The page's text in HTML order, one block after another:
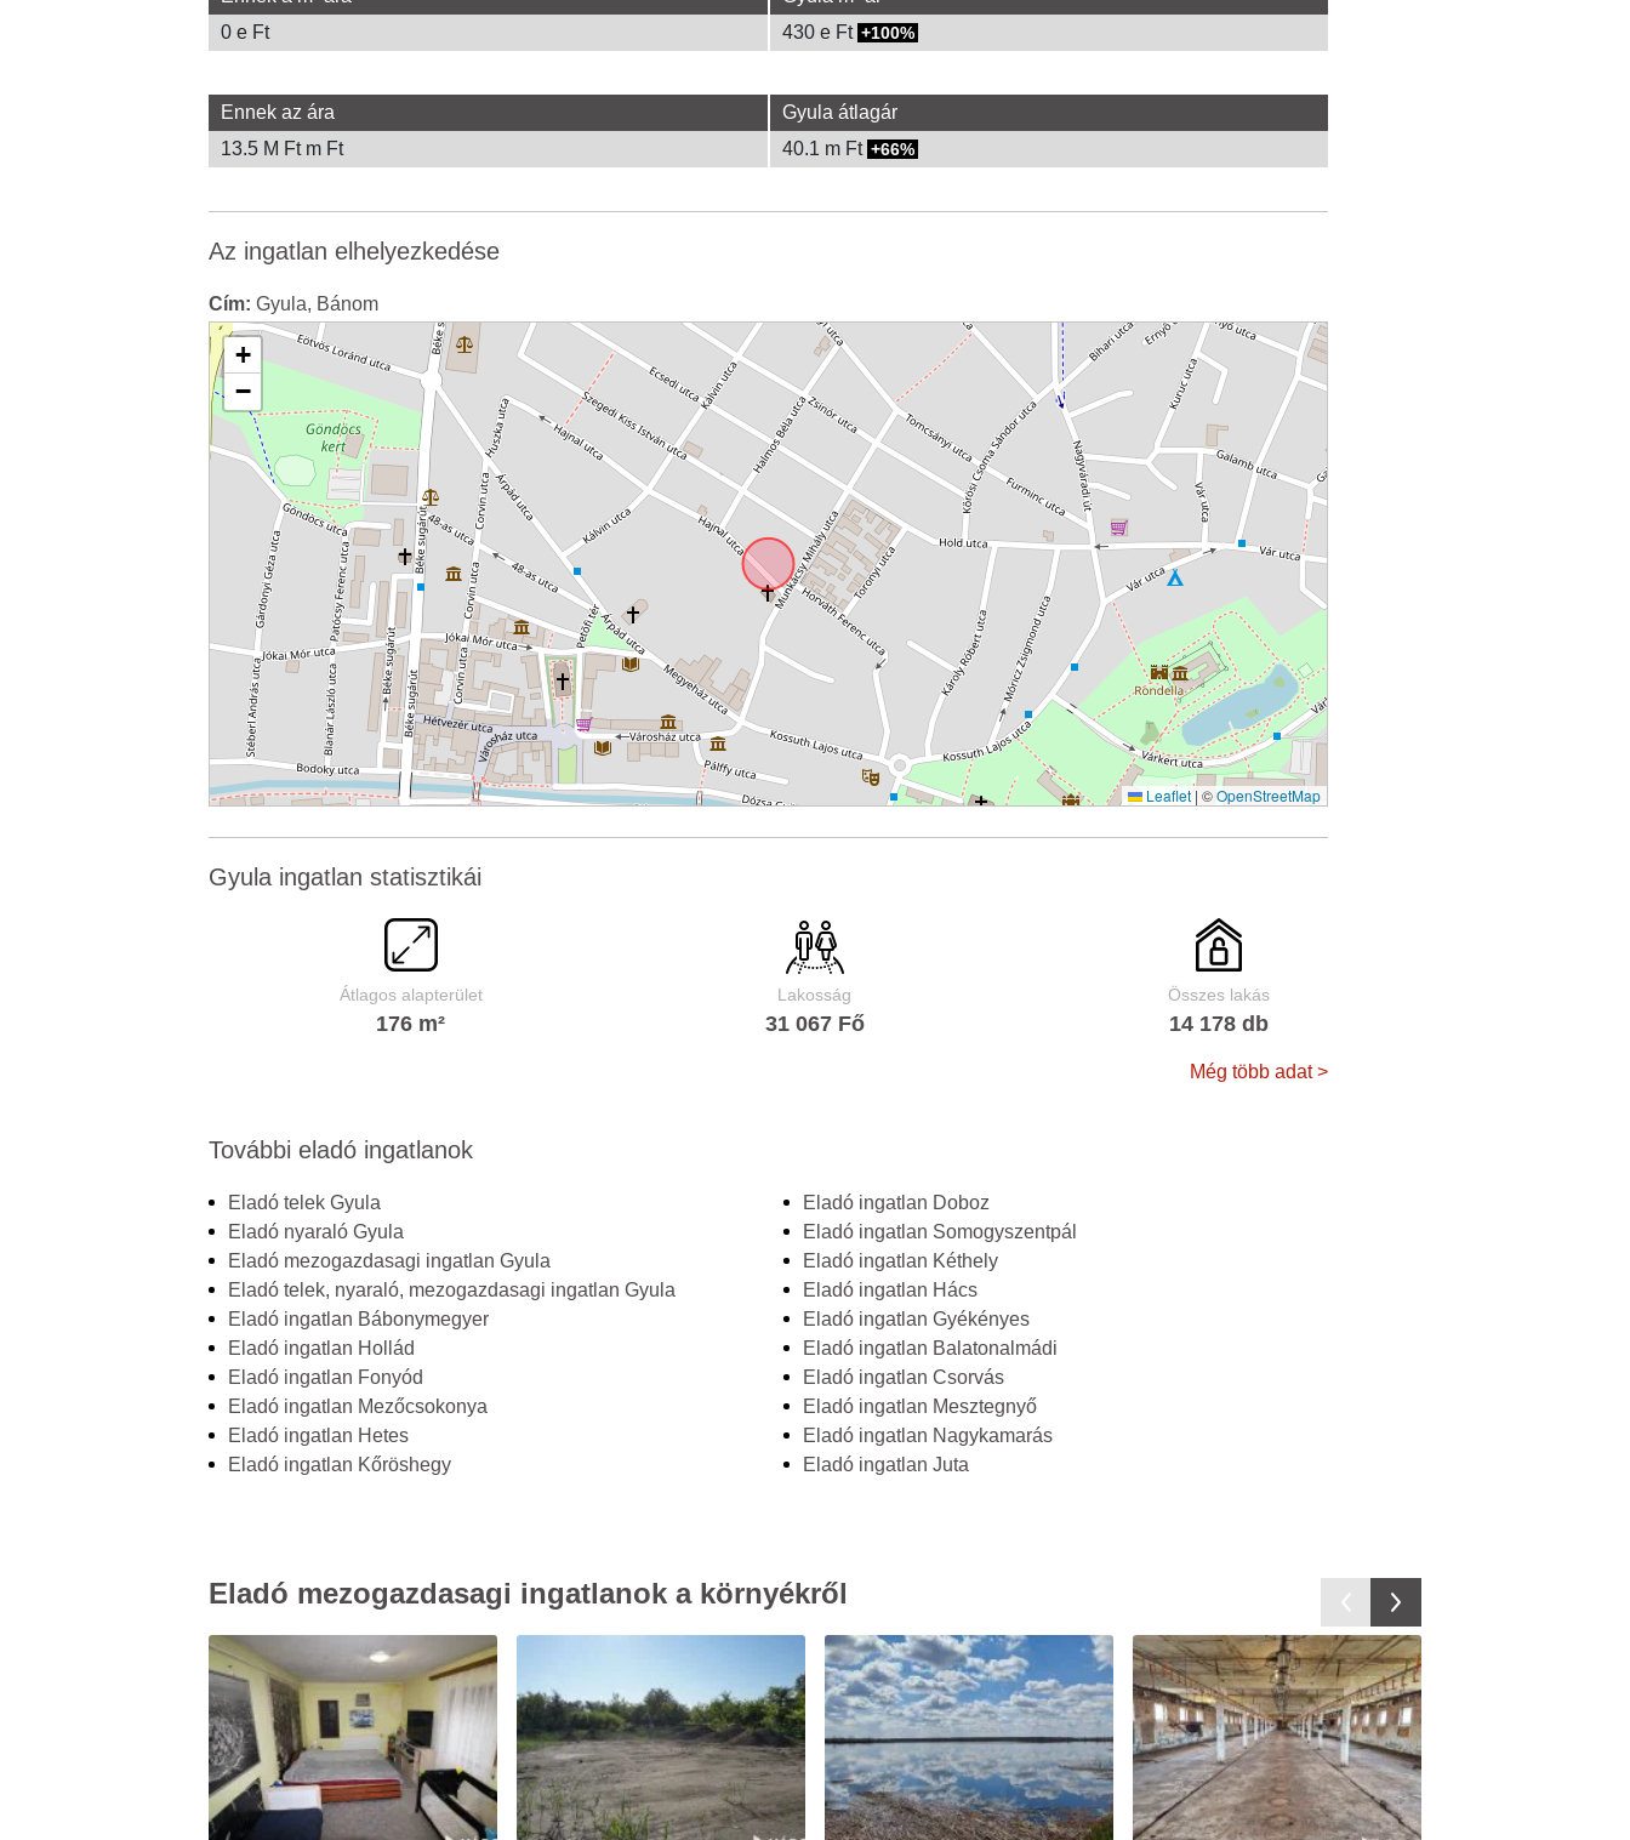
0 e Ft
430 e Ft 100%
Ennek az ára
Gyula átlagár
13.5 M Ft m Ft
40.1 m Ft 66%
Az ingatlan elhelyezkedése
Cím: Gyula, Bánom
+
−
Leaflet | ©OpenStreetMap
Gyula ingatlan statisztikái
Átlagos alapterület
176 m²
Lakosság
31 067 Fő
Összes lakás
14 178 db
Még több adat >
További eladó ingatlanok
Eladó telek Gyula
Eladó nyaraló Gyula
Eladó mezogazdasagi ingatlan Gyula
Eladó telek, nyaraló, mezogazdasagi ingatlan Gyula
Eladó ingatlan Bábonymegyer
Eladó ingatlan Hollád
Eladó ingatlan Fonyód
Eladó ingatlan Mezőcsokonya
Eladó ingatlan Hetes
Eladó ingatlan Kőröshegy
Eladó ingatlan Doboz
Eladó ingatlan Somogyszentpál
Eladó ingatlan Kéthely
Eladó ingatlan Hács
Eladó ingatlan Gyékényes
Eladó ingatlan Balatonalmádi
Eladó ingatlan Csorvás
Eladó ingatlan Mesztegnyő
Eladó ingatlan Nagykamarás
Eladó ingatlan Juta
Eladó mezogazdasagi ingatlanok a környékről